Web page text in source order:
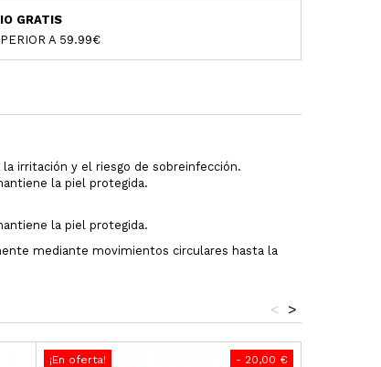
GRATIS
A 59.99€
irritación y el riesgo de sobreinfección.
la piel protegida.
la piel protegida.
mediante movimientos circulares hasta la
>
<
- 20,00 €
¡En oferta!